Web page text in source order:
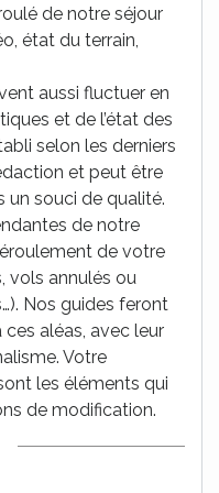
de notre séjour
état du terrain,
aussi fluctuer en
et de l’état des
selon les derniers
et peut être
un souci de qualité.
de notre
de votre
vols annulés ou
Nos guides feront
ces aléas, avec leur
Votre
les éléments qui
de modification.